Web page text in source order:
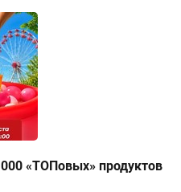
«ТОПовых» продуктов